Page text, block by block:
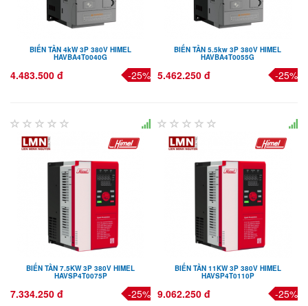
BIẾN TẦN 4kW 3P 380V HIMEL
HAVBA4T0040G
4.483.500 đ -25%
BIẾN TẦN 5.5kw 3P 380V HIMEL
HAVBA4T0055G
5.462.250 đ -25%
BIẾN TẦN 7.5KW 3P 380V HIMEL
HAVSP4T0075P
7.334.250 đ -25%
BIẾN TẦN 11KW 3P 380V HIMEL
HAVSP4T0110P
9.062.250 đ -25%